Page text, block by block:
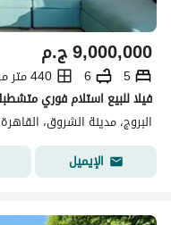
ج.م9,000,000
5
6
440 متر مربع
البروج، مدينة الشروق، القاهرة
الإيميل